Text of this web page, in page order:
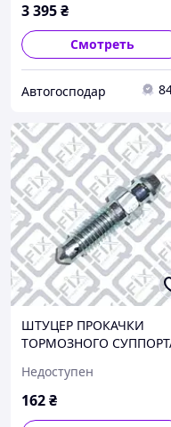
3 395₴
Смотреть
Автогосподар
ШТУЦЕР ПРОКАЧКИ
ТОРМОЗНОГО
Недоступен
162₴